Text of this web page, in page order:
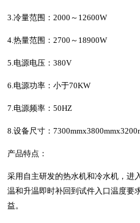
3.冷量范围：2000～12600W
4.热量范围：2700～18900W
5.电源电压：380V
6.电源功率：小于70KW
7.电源频率：50HZ
8.设备尺寸：
产品特点：
采用自主研发的热水机和冷水机，进
温和升温即时补回到试件入口温度要
益。